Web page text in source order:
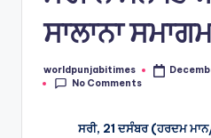
ਸਾਲਾਨਾ
Posted
by
worldpunjabitimes
No Comments
ਸਰੀ, 21 ਦਸੰਬਰ (ਹਰਦਮ